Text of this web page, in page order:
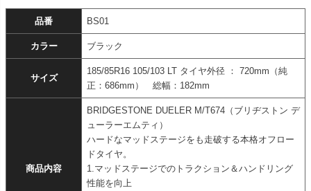
品番 BS01
カラー ブラック
サイズ
185/85R16 105/103 LT タイヤ外径 ： 720mm（純
正：686mm） 総幅：182mm
商品内容
BRIDGESTONE DUELER M/T674（ブリヂストン デ
ューラーエムティ）
ハードなマッドステージをも走破する本格オフロー
ドタイヤ。
1.マッドステージでのトラクション＆ハンドリング
性能を向上